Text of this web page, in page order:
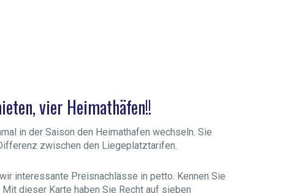
vier Heimathäfen!!
in der Saison den Heimathafen wechseln. Sie
zwischen den Liegeplatztarifen.
interessante Preisnachlässe in petto. Kennen Sie
dieser Karte haben Sie Recht auf sieben